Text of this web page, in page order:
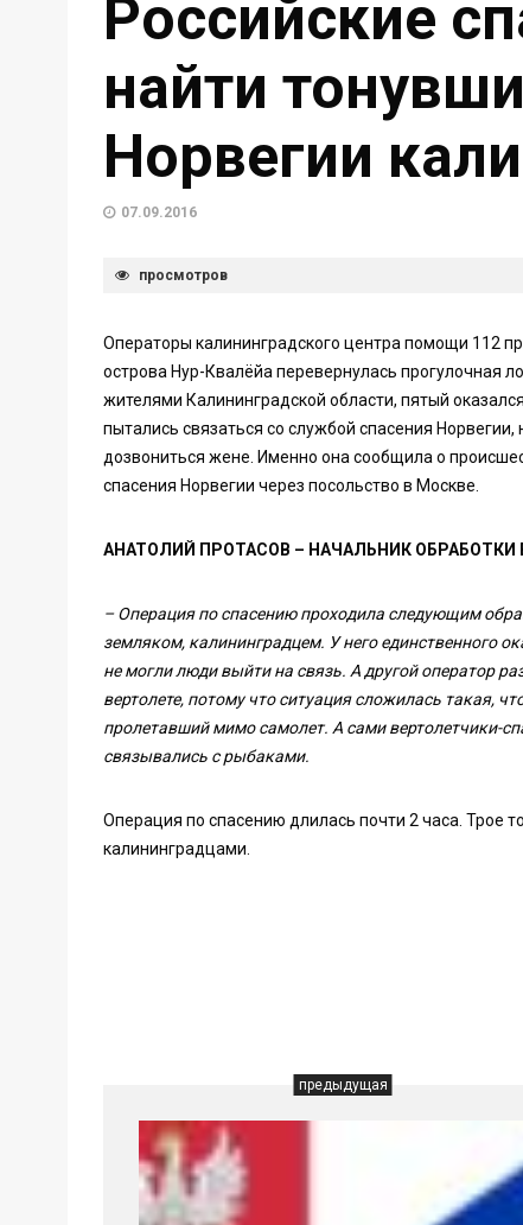
Российские
найти
Норвегии
07.09.2016
просмотров
Операторы калининградского центра помощи 112
острова Нур-Квалёйа перевернулась прогулочная
жителями Калининградской области, пятый
пытались связаться со службой спасения
дозвониться жене. Именно она сообщила о
спасения Норвегии через посольство в Москве.
АНАТОЛИЙ ПРОТАСОВ – НАЧАЛЬНИК
– Операция по спасению проходила следующим
земляком, калининградцем. У него единственного
не могли люди выйти на связь. А другой оператор
вертолете, потому что ситуация сложилась такая,
пролетавший мимо самолет. А сами вертолетчики-
связывались с рыбаками.
Операция по спасению длилась почти 2 часа. Трое
калининградцами.
предыдущая